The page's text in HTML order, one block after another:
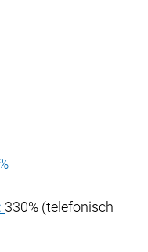
330% (telefonisch